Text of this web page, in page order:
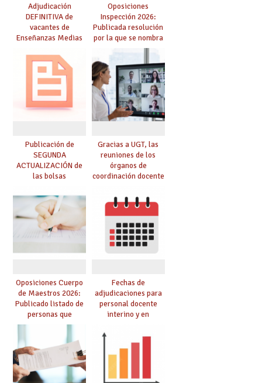
Adjudicación
DEFINITIVA de
vacantes de
Enseñanzas Medias
Oposiciones
Inspección 2026:
Publicada resolución
por la que se nombra
funcionarios/as en
prácticas, se regulan
dichas prácticas y se
convoca acto público
de adjudicación
Publicación de
SEGUNDA
ACTUALIZACIÓN de
las bolsas
Cuerpo de Maestros
de especialidades
convocadas a
oposición
Gracias a UGT, las
reuniones de los
órganos de
coordinación docente
de manera
telemática, sin exigir
presencialidad en el
centro
Oposiciones Cuerpo
de Maestros 2026:
Publicado listado de
personas que
adquieren nueva
especialidad
Fechas de
adjudicaciones para
personal docente
interino y en
debes saber